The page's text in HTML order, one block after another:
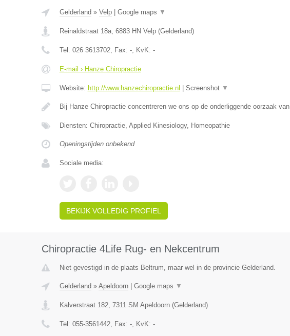
Gelderland » Velp| Google maps ▼
Reinaldstraat 18a, 6883 HN Velp(Gelderland)
Tel: 026 3613702, Fax: -, KvK: -
E-mail › Hanze Chiropractie
Website: http://www.hanzechiropractie.nl Screenshot ▼
Bij Hanze Chiropractie concentreren we ons op de onderliggende oorzaak van
Diensten: Chiropractie, Applied Kinesiology, Homeopathie
Openingstijden onbekend
Sociale media:
BEKIJK VOLLEDIG PROFIEL
Chiropractie 4Life Rug- en Nekcentrum
Niet gevestigd in de plaats Beltrum, maar wel in de provincie Gelderland.
Gelderland » Apeldoorn| Google maps ▼
Kalverstraat 182, 7311 SM Apeldoorn(Gelderland)
Tel: 055-3561442, Fax: -, KvK: -